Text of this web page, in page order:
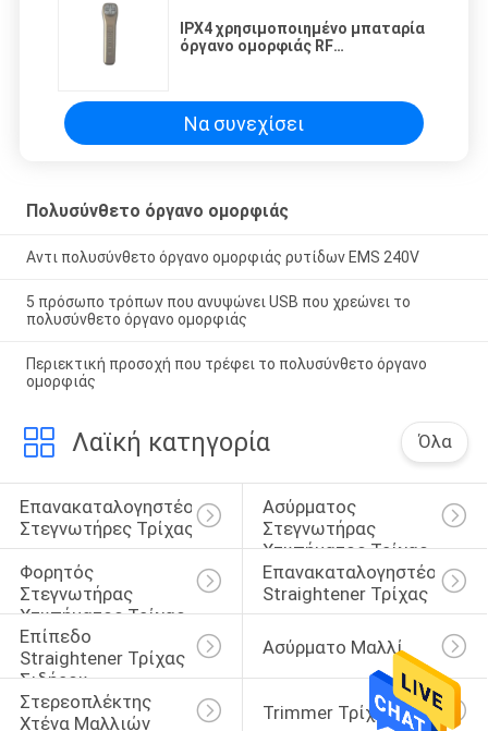
IPX4 χρησιμοποιημένο μπαταρία
όργανο ομορφιάς RF
Να συνεχίσει
Πολυσύνθετο όργανο ομορφιάς
Αντι πολυσύνθετο όργανο ομορφιάς ρυτίδων EMS 240V
5 πρόσωπο τρόπων που ανυψώνει USB που χρεώνει το
πολυσύνθετο όργανο ομορφιάς
Περιεκτική προσοχή που τρέφει το πολυσύνθετο όργανο
ομορφιάς
Λαϊκή κατηγορία Όλα
Επανακαταλογηστέοι
Στεγνωτήρες Τρίχας
Ασύρματος
Στεγνωτήρας
Χτυπήματος Τρίχας
Φορητός
Στεγνωτήρας
Χτυπήματος Τρίχας
Επανακαταλογηστέο
Straightener Τρίχας
Επίπεδο
Straightener Τρίχας
Σιδήρου
Ασύρματο Μαλλί
Στερεοπλέκτης
Χτένα Μαλλιών
Trimmer Τρίχας